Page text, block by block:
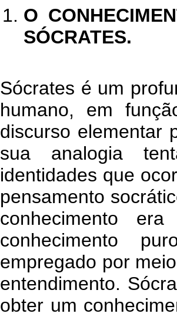
O
SÓCRATES.
Sócrates é um
humano, em
discurso elementar
sua analogia
identidades que
pensamento
conhecimento
conhecimento
empregado por
entendimento.
obter um